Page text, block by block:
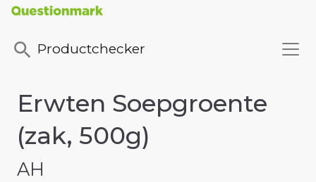
Productchecker
Erwten Soepgroente
(zak, 500g)
AH